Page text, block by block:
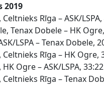
2019
Celtnieks Rīga – ASK/
Tenax Dobele – HK
LSPA – Tenax Dobele,
Celtnieks Rīga – HK Ogre,
HK Ogre – ASK/LSPA, 33:22
Celtnieks Rīga – Tenax